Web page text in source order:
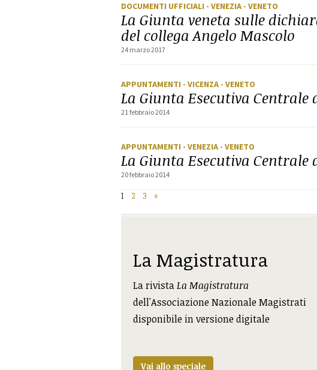
DOCUMENTI UFFICIALI - VENEZIA - VENETO
La Giunta veneta sulle
del collega Angelo Mascolo
24 marzo 2017
APPUNTAMENTI - VICENZA - VENETO
La Giunta Esecutiva Centrale
21 febbraio 2014
APPUNTAMENTI - VENEZIA - VENETO
La Giunta Esecutiva Centrale
20 febbraio 2014
1 2 3 »
La Magistratura
La rivistaLa Magistratura
dell'Associazione Nazionale Magistrati
disponibile in versione digitale
Vai allo speciale